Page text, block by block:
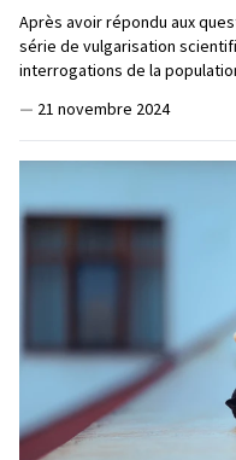
Après avoir répondu aux
série de vulgarisation
interrogations de la
— 21 novembre 2024